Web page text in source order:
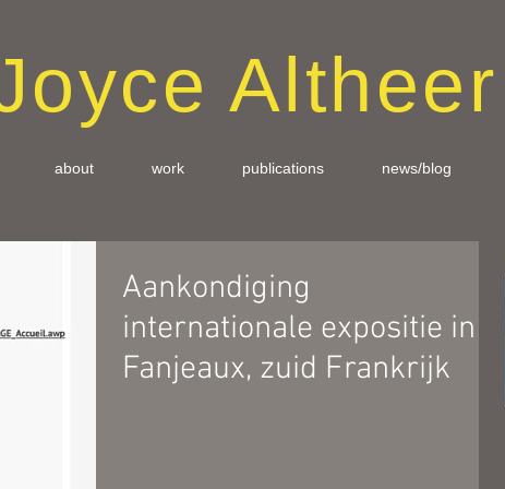
Altheer
about work publications news/blog
Aankondiging
internationale expositie in
Fanjeaux, zuid Frankrijk